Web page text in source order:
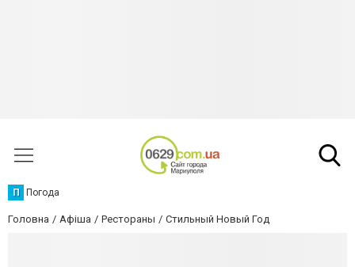
П Погода
Головна Афіша Рестораны Стильный Новый Год